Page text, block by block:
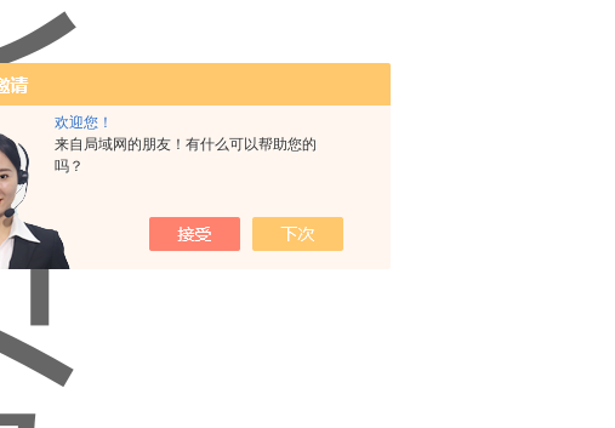
欢迎您！
来自局域网的朋友！有什么可以帮助您的
吗？